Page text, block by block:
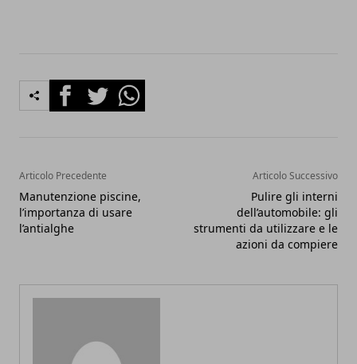
FacebookTwitterWhatsapp
Articolo Precedente
Manutenzione piscine,
l’importanza di usare
l’antialghe
Articolo Successivo
Pulire gli interni
dell’automobile: gli
strumenti da utilizzare e le
azioni da compiere